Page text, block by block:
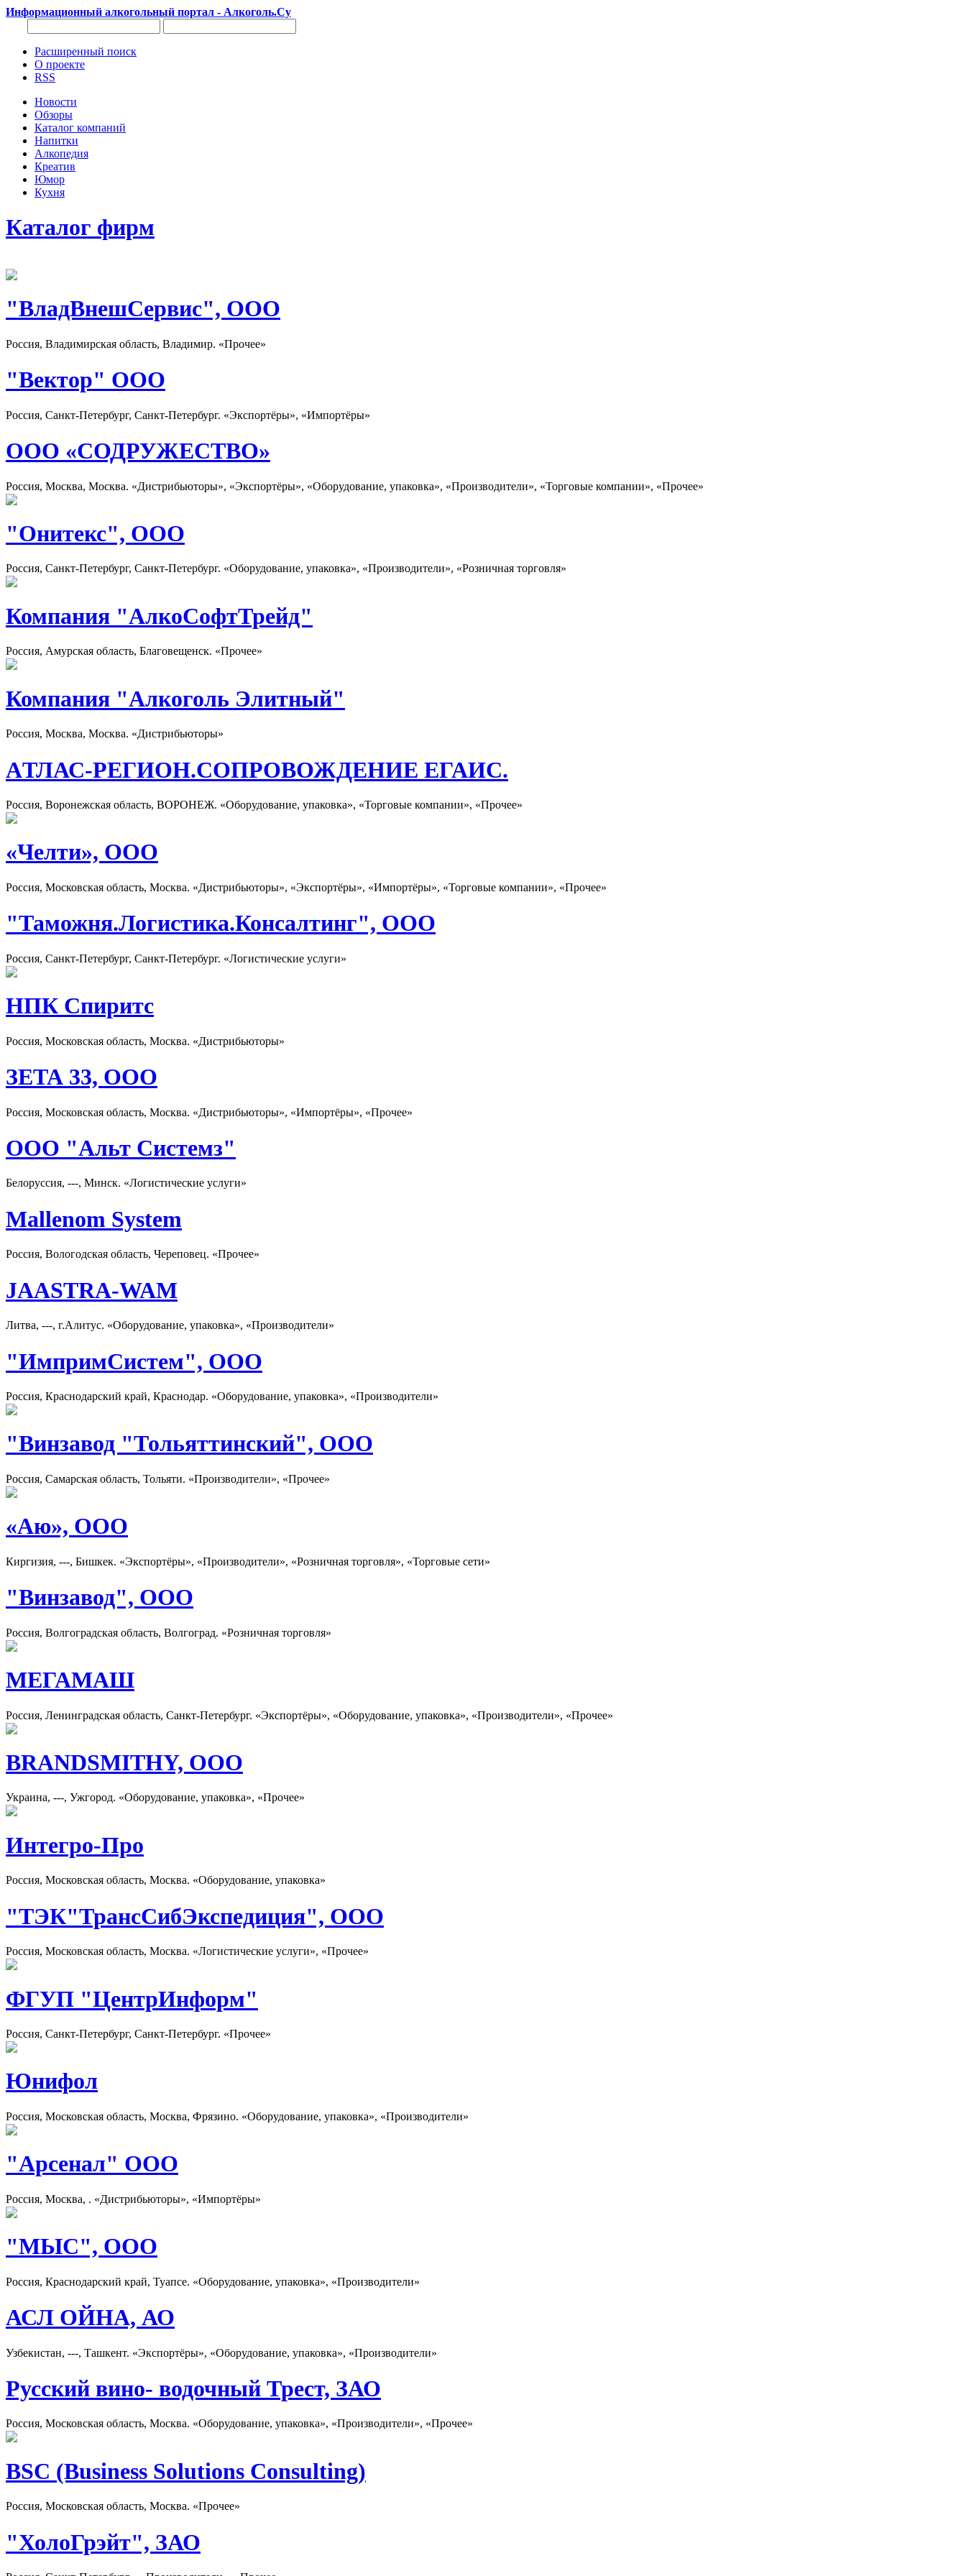
Информационный алкогольный портал - Алкоголь.Су
Расширенный поиск
О проекте
RSS
Новости
Обзоры
Каталог компаний
Напитки
Алкопедия
Креатив
Юмор
Кухня
Каталог фирм
"ВладВнешСервис", ООО
Россия, Владимирская область, Владимир. «Прочее»
"Вектор" ООО
Россия, Санкт-Петербург, Санкт-Петербург. «Экспортёры», «Импортёры»
ООО «СОДРУЖЕСТВО»
Россия, Москва, Москва. «Дистрибьюторы», «Экспортёры», «Оборудование, упаковка», «Производители», «Торговые компании», «Прочее»
"Онитекс", OOO
Россия, Санкт-Петербург, Санкт-Петербург. «Оборудование, упаковка», «Производители», «Розничная торговля»
Компания "АлкоСофтТрейд"
Россия, Амурская область, Благовещенск. «Прочее»
Компания "Алкоголь Элитный"
Россия, Москва, Москва. «Дистрибьюторы»
AТЛАС-РЕГИОН.СОПРОВОЖДЕНИЕ ЕГАИС.
Россия, Воронежская область, ВОРОНЕЖ. «Оборудование, упаковка», «Торговые компании», «Прочее»
«Челти», ООО
Россия, Московская область, Москва. «Дистрибьюторы», «Экспортёры», «Импортёры», «Торговые компании», «Прочее»
"Таможня.Логистика.Консалтинг", ООО
Россия, Санкт-Петербург, Санкт-Петербург. «Логистические услуги»
НПК Спиритс
Россия, Московская область, Москва. «Дистрибьюторы»
ЗЕТА 33, ООО
Россия, Московская область, Москва. «Дистрибьюторы», «Импортёры», «Прочее»
ООО "Альт Системз"
Белоруссия, ---, Минск. «Логистические услуги»
Mallenom System
Россия, Вологодская область, Череповец. «Прочее»
JAASTRA-WAM
Литва, ---, г.Алитус. «Оборудование, упаковка», «Производители»
"ИмпримСистем", ООО
Россия, Краснодарский край, Краснодар. «Оборудование, упаковка», «Производители»
"Винзавод "Тольяттинский", ООО
Россия, Самарская область, Тольяти. «Производители», «Прочее»
«Аю», ООО
Киргизия, ---, Бишкек. «Экспортёры», «Производители», «Розничная торговля», «Торговые сети»
"Винзавод", ООО
Россия, Волгоградская область, Волгоград. «Розничная торговля»
МЕГАМАШ
Россия, Ленинградская область, Санкт-Петербург. «Экспортёры», «Оборудование, упаковка», «Производители», «Прочее»
BRANDSMITHY, ООО
Украина, ---, Ужгород. «Оборудование, упаковка», «Прочее»
Интегро-Про
Россия, Московская область, Москва. «Оборудование, упаковка»
"ТЭК"ТрансСибЭкспедиция", ООО
Россия, Московская область, Москва. «Логистические услуги», «Прочее»
ФГУП "ЦентрИнформ"
Россия, Санкт-Петербург, Санкт-Петербург. «Прочее»
Юнифол
Россия, Московская область, Москва, Фрязино. «Оборудование, упаковка», «Производители»
"Арсенал" ООО
Россия, Москва, . «Дистрибьюторы», «Импортёры»
"МЫС", ООО
Россия, Краснодарский край, Туапсе. «Оборудование, упаковка», «Производители»
АСЛ ОЙНА, АО
Узбекистан, ---, Ташкент. «Экспортёры», «Оборудование, упаковка», «Производители»
Русский вино- водочный Трест, ЗАО
Россия, Московская область, Москва. «Оборудование, упаковка», «Производители», «Прочее»
BSC (Business Solutions Consulting)
Россия, Московская область, Москва. «Прочее»
"ХолоГрэйт", ЗАО